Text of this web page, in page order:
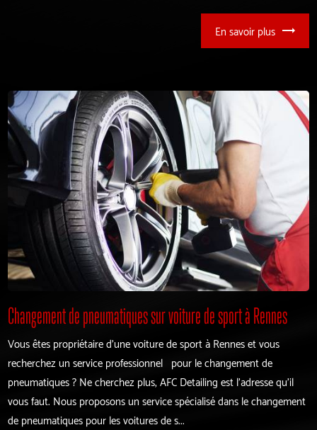
En savoir plus
Changement de pneumatiques sur voiture de sport à Rennes
Vous êtes propriétaire d'une voiture de sport à Rennes et vous
recherchez un service professionnel pour le changement de
pneumatiques ? Ne cherchez plus, AFC Detailing est l'adresse qu'il
vous faut. Nous proposons un service spécialisé dans le changement
de pneumatiques pour les voitures de s...